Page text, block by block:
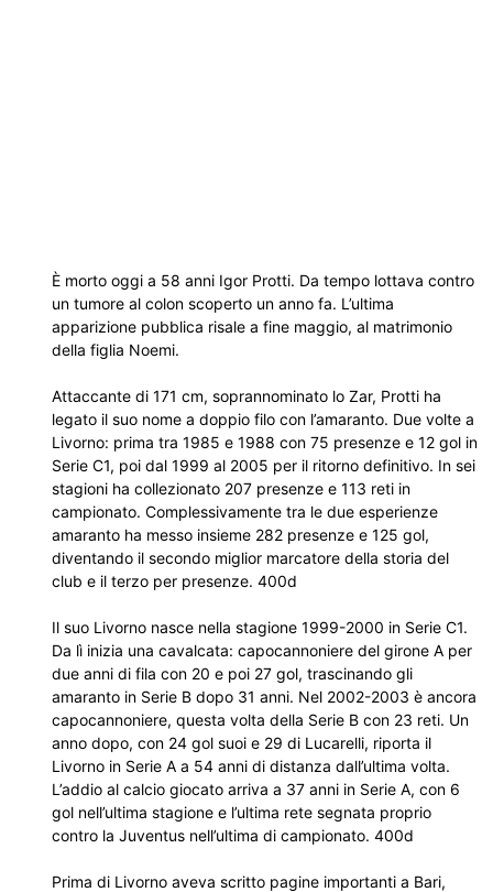
È morto oggi a 58 anni Igor Protti. Da tempo lottava contro
un tumore al colon scoperto un anno fa. L’ultima
apparizione pubblica risale a fine maggio, al matrimonio
della figlia Noemi.
Attaccante di 171 cm, soprannominato lo Zar, Protti ha
legato il suo nome a doppio filo con l’amaranto. Due volte a
Livorno: prima tra 1985 e 1988 con 75 presenze e 12 gol in
Serie C1, poi dal 1999 al 2005 per il ritorno definitivo. In sei
stagioni ha collezionato 207 presenze e 113 reti in
campionato. Complessivamente tra le due esperienze
amaranto ha messo insieme 282 presenze e 125 gol,
diventando il secondo miglior marcatore della storia del
club e il terzo per presenze. 400d
Il suo Livorno nasce nella stagione 1999-2000 in Serie C1.
Da lì inizia una cavalcata: capocannoniere del girone A per
due anni di fila con 20 e poi 27 gol, trascinando gli
amaranto in Serie B dopo 31 anni. Nel 2002-2003 è ancora
capocannoniere, questa volta della Serie B con 23 reti. Un
anno dopo, con 24 gol suoi e 29 di Lucarelli, riporta il
Livorno in Serie A a 54 anni di distanza dall’ultima volta.
L’addio al calcio giocato arriva a 37 anni in Serie A, con 6
gol nell’ultima stagione e l’ultima rete segnata proprio
contro la Juventus nell’ultima di campionato. 400d
Prima di Livorno aveva scritto pagine importanti a Bari,